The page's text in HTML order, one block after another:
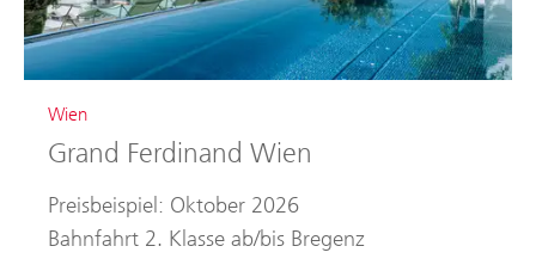
Wien
Grand Ferdinand Wien
Preisbeispiel: Oktober 2026
Bahnfahrt 2. Klasse ab/bis Bregenz